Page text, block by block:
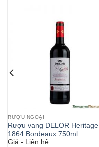
RƯỢU NGOẠI
Rượu vang DELOR Heritage
1864 Bordeaux 750ml
Giá - Liên hệ